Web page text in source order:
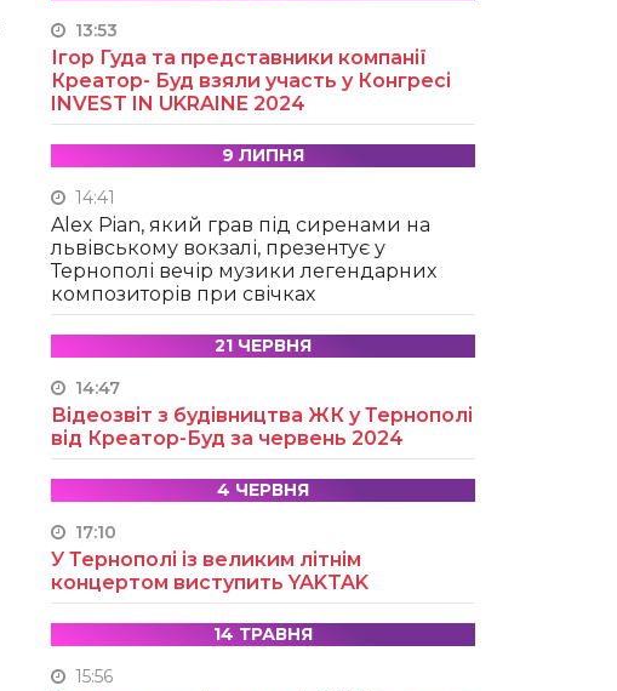
13:53
Ігор Гуда та представники компанії
Креатор- Буд взяли участь у Конгресі
INVEST IN UKRAINE 2024
9 ЛИПНЯ
14:41
Alex Pian, який грав під сиренами на
львівському вокзалі, презентує у
Тернополі вечір музики легендарних
композиторів при свічках
21 ЧЕРВНЯ
14:47
Відеозвіт з будівництва ЖК у Тернополі
від Креатор-Буд за червень 2024
4 ЧЕРВНЯ
17:10
У Тернополі із великим літнім
концертом виступить YAKTAK
14 ТРАВНЯ
15:56